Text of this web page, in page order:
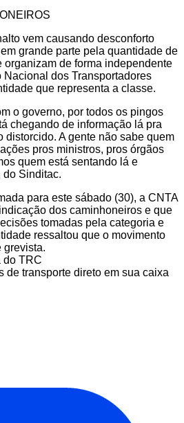
vem causando desconforto
grande parte pela quantidade de
organizam de forma independente
dos Transportadores
que representa a classe.
o governo, por todos os pingos
chegando de informação lá pra
distorcido. A gente não sabe quem
pros ministros, pros órgãos
quem está sentando lá e
Sinditac.
para este sábado (30), a CNTA
dos caminhoneiros e que
tomadas pela categoria e
ressaltou que o movimento
grevista.
do TRC
de transporte direto em sua caixa